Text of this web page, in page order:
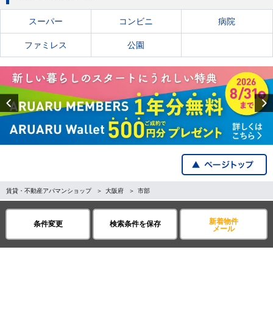
条件変更 検索条件を保存
新着物件
メール
スーパー コンビニ 病院
ファミレス 公園
Previous
賃貸・不動産アパマンショップ 大阪府 市部
全国の都道府県から探す
企業・IR情報 サイトポリシー